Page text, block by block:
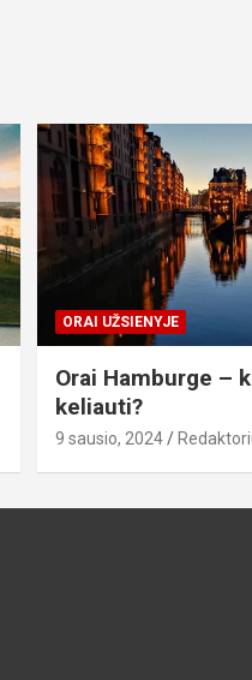
ORAI UŽSIENYJE
Orai Hamburge –
keliauti?
9 sausio, 2024